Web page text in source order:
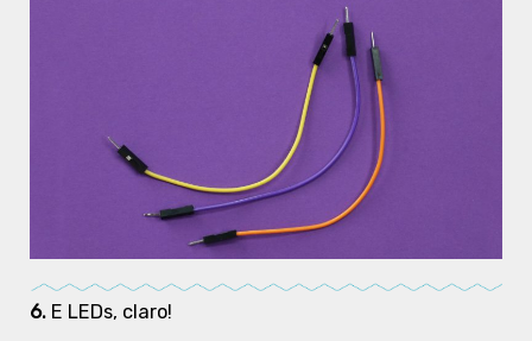
6.E LEDs, claro!